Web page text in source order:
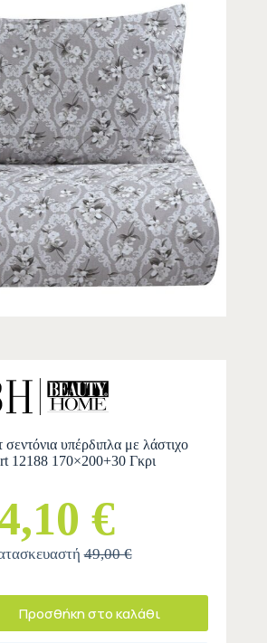
υπέρδιπλα με λάστιχο
12188 170×200+30 Γκρι
€
49,00 €
Προσθήκη στο καλάθι